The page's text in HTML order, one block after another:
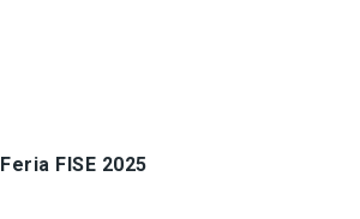
FISE 2025